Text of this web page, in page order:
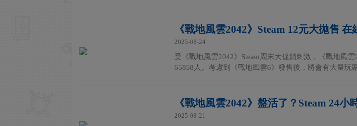
《戰地風雲2042》Steam 12元大拋售 在
2025-08-24
受《戰地風雲2042》Steam周末大促銷刺激，《戰地風
65858人。考慮到《戰地風雲6》發售後，將會有大量玩
《戰地風雲2042》盤活了？Steam 24小
2025-08-21